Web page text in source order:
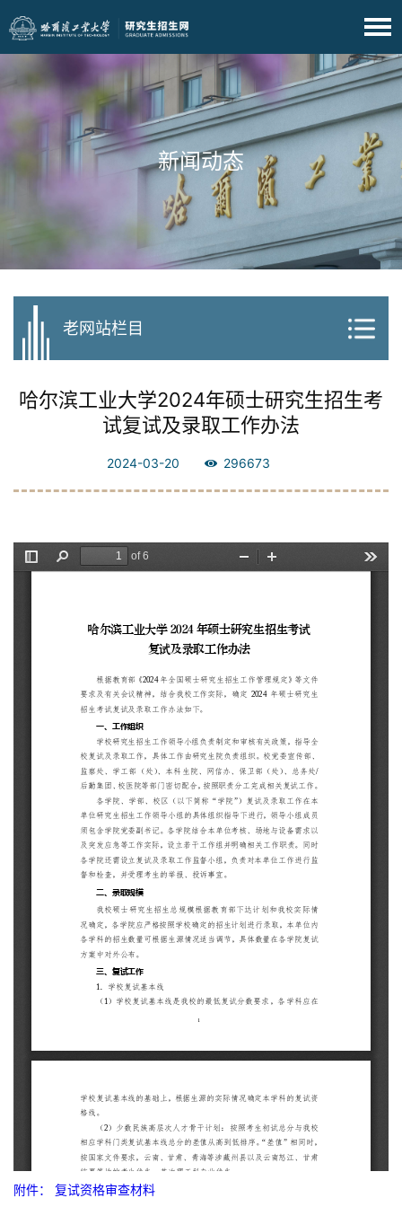
新闻动态
老网站栏目
哈尔滨工业大学2024年硕士研究生招生考
试复试及录取工作办法
2024-03-20 296673
附件： 复试资格审查材料